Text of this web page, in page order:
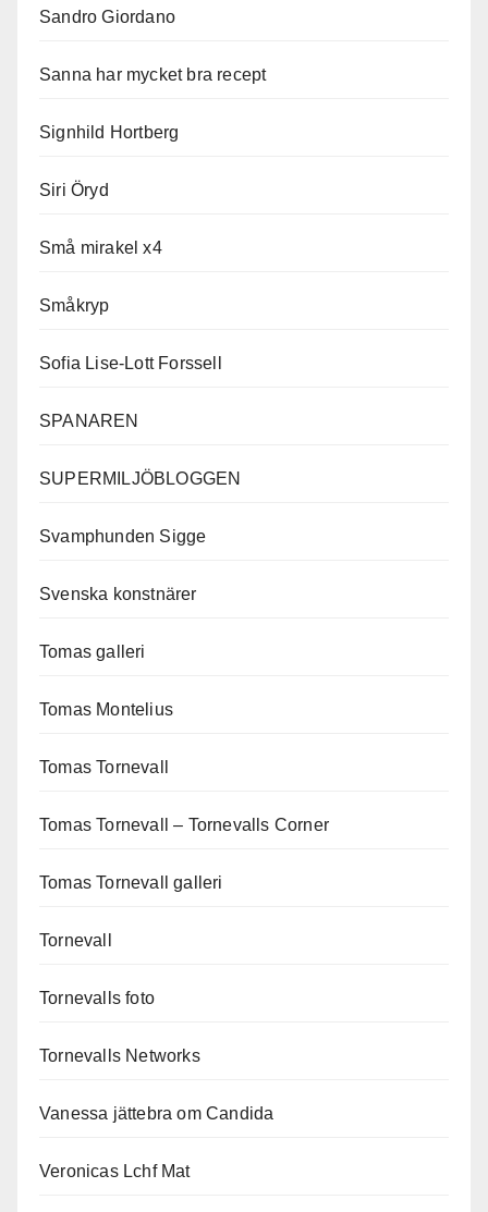
Sandro Giordano
Sanna har mycket bra recept
Signhild Hortberg
Siri Öryd
Små mirakel x4
Småkryp
Sofia Lise-Lott Forssell
SPANAREN
SUPERMILJÖBLOGGEN
Svamphunden Sigge
Svenska konstnärer
Tomas galleri
Tomas Montelius
Tomas Tornevall
Tomas Tornevall – Tornevalls Corner
Tomas Tornevall galleri
Tornevall
Tornevalls foto
Tornevalls Networks
Vanessa jättebra om Candida
Veronicas Lchf Mat